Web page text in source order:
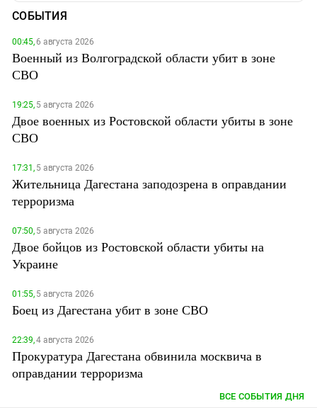
СОБЫТИЯ
00:45,6 августа 2026
Военный из Волгоградской области убит в зоне
СВО
19:25,5 августа 2026
Двое военных из Ростовской области убиты в зоне
СВО
17:31,5 августа 2026
Жительница Дагестана заподозрена в оправдании
терроризма
07:50,5 августа 2026
Двое бойцов из Ростовской области убиты на
Украине
01:55,5 августа 2026
Боец из Дагестана убит в зоне СВО
22:39,4 августа 2026
Прокуратура Дагестана обвинила москвича в
оправдании терроризма
ВСЕ СОБЫТИЯ ДНЯ